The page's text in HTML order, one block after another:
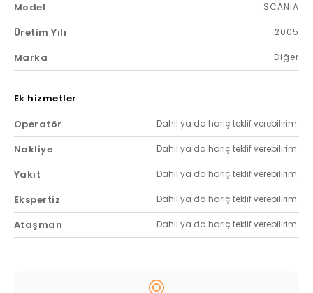
Model SCANIA
Üretim Yılı 2005
Marka Diğer
Ek hizmetler
Operatör
Dahil ya da hariç teklif verebilirim.
Nakliye Dahil ya da hariç teklif verebilirim.
Yakıt Dahil ya da hariç teklif verebilirim.
Ekspertiz Dahil ya da hariç teklif verebilirim.
Ataşman Dahil ya da hariç teklif verebilirim.